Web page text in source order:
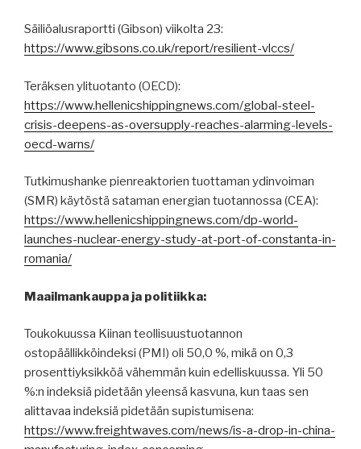
Säiliöalusraportti (Gibson) viikolta 23:
https://www.gibsons.co.uk/report/resilient-vlccs/
Teräksen ylituotanto (OECD):
https://www.hellenicshippingnews.com/global-steel-
crisis-deepens-as-oversupply-reaches-alarming-levels-
oecd-warns/
Tutkimushanke pienreaktorien tuottaman ydinvoiman
(SMR) käytöstä sataman energian tuotannossa (CEA):
https://www.hellenicshippingnews.com/dp-world-
launches-nuclear-energy-study-at-port-of-constanta-in-
romania/
Maailmankauppa ja politiikka:
Toukokuussa Kiinan teollisuustuotannon
ostopäällikköindeksi (PMI) oli 50,0 %, mikä on 0,3
prosenttiyksikköä vähemmän kuin edelliskuussa. Yli 50
%:n indeksiä pidetään yleensä kasvuna, kun taas sen
alittavaa indeksiä pidetään supistumisena:
https://www.freightwaves.com/news/is-a-drop-in-china-